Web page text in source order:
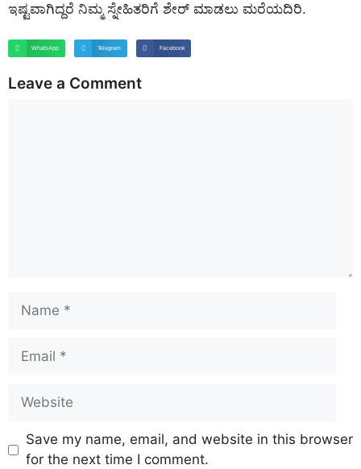
ಇಷ್ಟವಾಗಿದ್ದರೆ ನಿಮ್ಮ ಸ್ನೇಹಿತರಿಗೆ ಶೇರ್ ಮಾಡಲು ಮರೆಯದಿರಿ.
WhatsApp Telegram Facebook
Leave a Comment
Save my name, email, and website in this browser
for the next time I comment.